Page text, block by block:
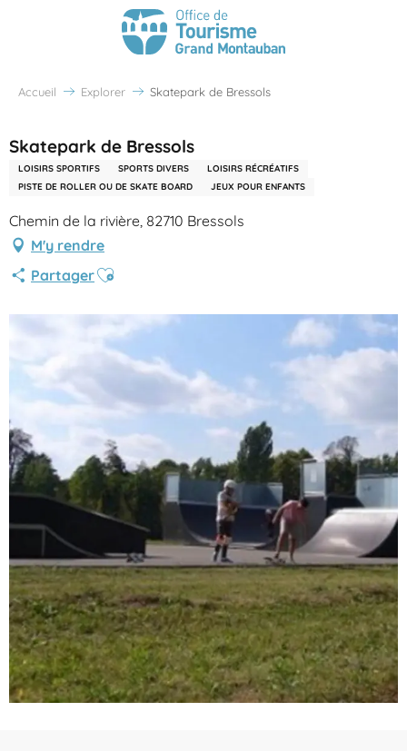
Accueil Explorer Skatepark de Bressols
Skatepark de Bressols
LOISIRS SPORTIFS SPORTS DIVERS
LOISIRS RÉCRÉATIFS
PISTE DE ROLLER OU DE SKATE BOARD
JEUX POUR ENFANTS
Chemin de la rivière, 82710 Bressols
M'y rendre
PartagerAjouter aux favoris